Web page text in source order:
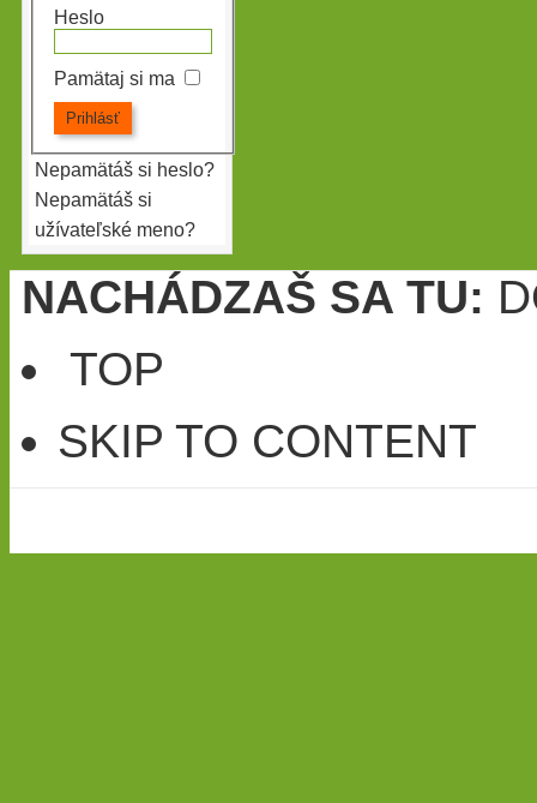
Heslo
Pamätaj si ma
Nepamätáš si heslo?
Nepamätáš si
užívateľské meno?
NACHÁDZAŠ SA TU:
TOP
SKIP TO CONTENT